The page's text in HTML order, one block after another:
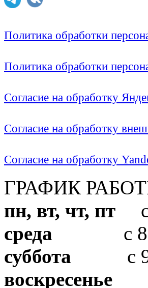
Политика обработки
Политика обработки
Согласие на обработку
Согласие на обработку
Согласие на обработку
ГРАФИК
пн, вт, чт, пт с
среда с 8:00
суббота с
воскресенье